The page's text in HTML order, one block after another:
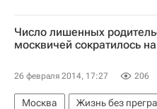
Число лишенных
москвичей сократилось
26 февраля 2014, 17:27 206
Москва Жизнь без